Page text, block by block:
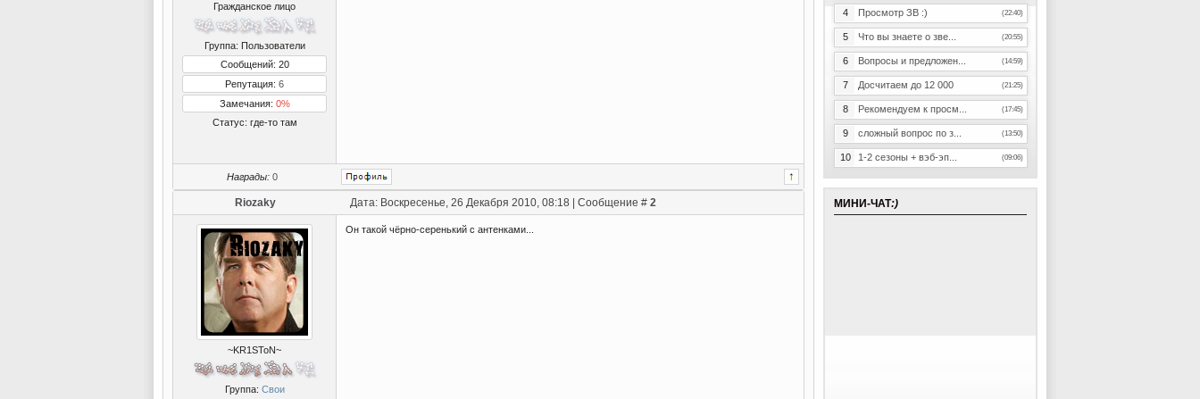
Гражданское лицо
Группа: Пользователи
Сообщений: 20
Репутация: 6
Замечания: 0%
Статус: где-то там
Награды: 0
Riozaky Дата: Воскресенье, 26 Декабря 2010, 08:18 | Сообщение # 2
~KR1SToN~
Группа: Свои
Он такой чёрно-серенький с антенками...
4 Просмотр ЗВ :) (22:40)
5 Что вы знаете о зве... (20:55)
6 Вопросы и предложен... (14:59)
7 Досчитаем до 12 000 (21:25)
8 Рекомендуем к просм... (17:45)
9 сложный вопрос по з... (13:50)
10 1-2 сезоны + вэб-эп... (09:06)
МИНИ-ЧАТ:)